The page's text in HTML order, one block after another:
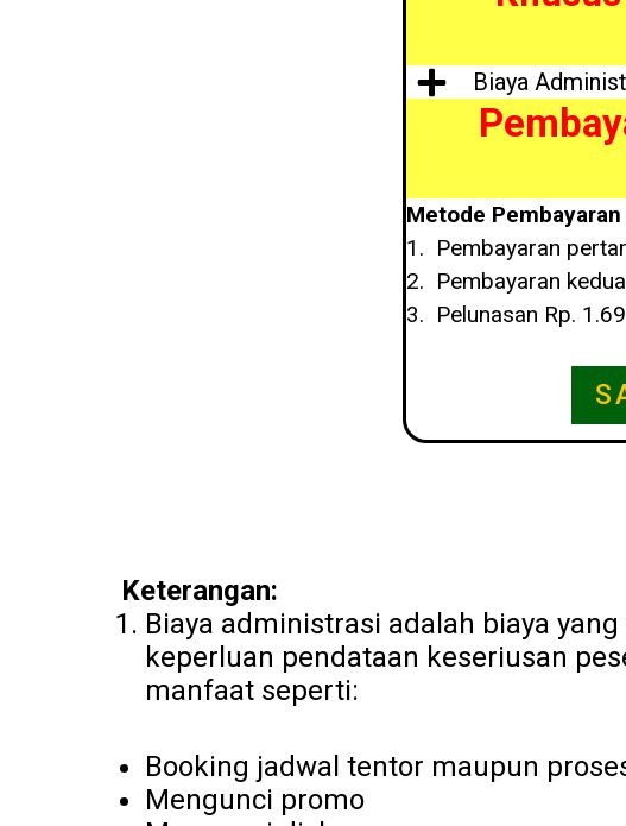
Biaya
Metode Pembayaran
Pembayaran
Pembayaran
Pelunasan Rp.
Keterangan:
Biaya administrasi adalah biaya
keperluan pendataan keseriusan
manfaat seperti:
Booking jadwal tentor maupun
Mengunci promo